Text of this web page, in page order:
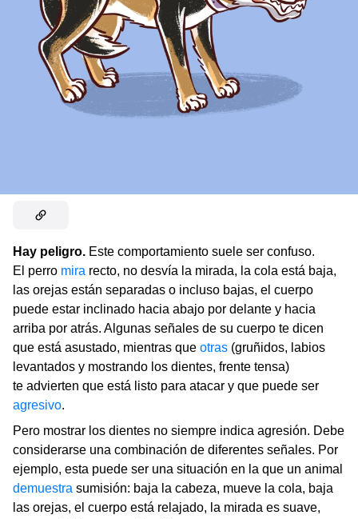
Hay peligro. Este comportamiento suele ser confuso.
El perro mira recto, no desvía la mirada, la cola está baja,
las orejas están separadas o incluso bajas, el cuerpo
puede estar inclinado hacia abajo por delante y hacia
arriba por atrás. Algunas señales de su cuerpo te dicen
que está asustado, mientras que otras (gruñidos, labios
levantados y mostrando los dientes, frente tensa)
te advierten que está listo para atacar y que puede ser
agresivo.
Pero mostrar los dientes no siempre indica agresión. Debe
considerarse una combinación de diferentes señales. Por
ejemplo, esta puede ser una situación en la que un animal
demuestra sumisión: baja la cabeza, mueve la cola, baja
las orejas, el cuerpo está relajado, la mirada es suave,